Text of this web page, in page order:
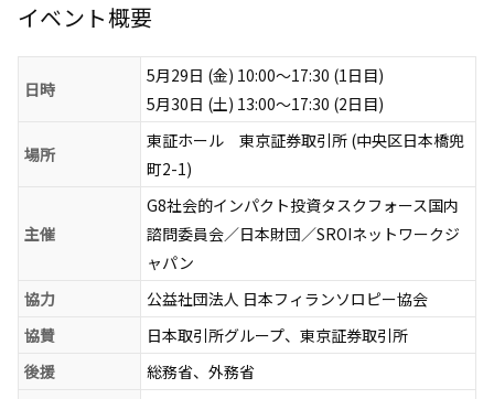
イベント概要
日時
5月29日 (金) 10:00〜17:30 (1日目)
5月30日 (土) 13:00〜17:30 (2日目)
場所
東証ホール 東京証券取引所 (中央区日本橋兜
町2-1)
主催
G8社会的インパクト投資タスクフォース国内
諮問委員会／日本財団／SROIネットワークジ
ャパン
協力
公益社団法人 日本フィランソロピー協会
協賛
日本取引所グループ、東京証券取引所
後援
総務省、外務省